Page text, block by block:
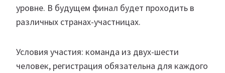
уровне. В будущем финал будет проходить в
различных странах-участницах.
Условия участия: команда из двух-шести
человек, регистрация обязательна для каждого